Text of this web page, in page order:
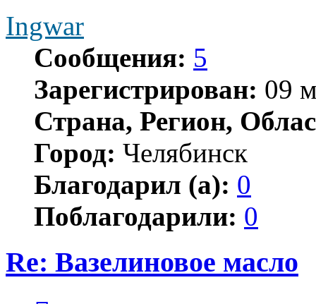
Ingwar
Сообщения: 5
Зарегистрирован: 09
Страна, Регион,
Город: Челябинск
Благодарил (а): 0
Поблагодарили: 0
Re: Вазелиновое масло